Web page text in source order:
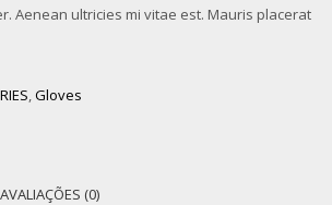
Aenean ultricies mi vitae est. Mauris placerat
,Gloves
AVALIAÇÕES (0)